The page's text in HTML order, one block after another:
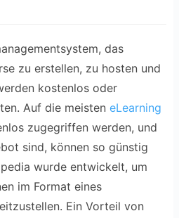
das
zu erstellen, zu hosten und
kostenlos oder
Auf die meisten eLearning
zugegriffen werden, und
sind, können so günstig
wurde entwickelt, um
im Format eines
Ein Vorteil von